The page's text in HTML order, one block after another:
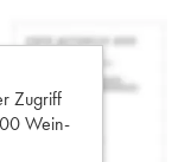
Zugriff
Wein-